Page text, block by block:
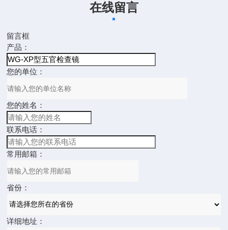
在线留言
留言框
产品：
您的单位：
您的姓名：
联系电话：
常用邮箱：
省份：
详细地址：